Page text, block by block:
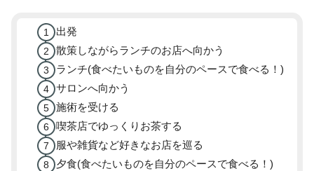
出発
散策しながらランチのお店へ向かう
ランチ(食べたいものを自分のペースで食べる！)
サロンへ向かう
施術を受ける
喫茶店でゆっくりお茶する
服や雑貨など好きなお店を巡る
夕食(食べたいものを自分のペースで食べる！)